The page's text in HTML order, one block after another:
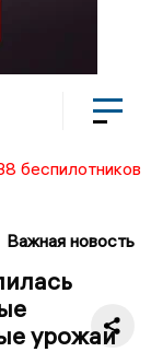
беспилотников
Важная новость
урожаи